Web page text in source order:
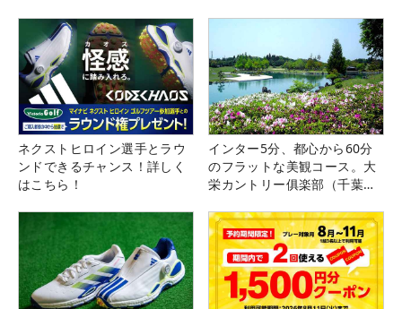
ネクストヒロイン選手とラウ
ンドできるチャンス！詳しく
はこちら！
インター5分、都心から60分
のフラットな美観コース。大
栄カントリー俱楽部（千葉